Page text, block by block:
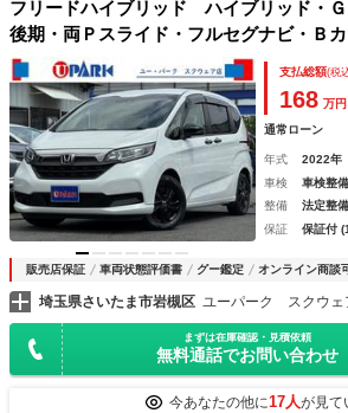
フリードハイブリッド ハイブリッド・
後期・両Ｐスライド・フルセグナビ・Ｂ
オ・ＬＥＤライト・ＡＣＣ・ＬＫＡ・シー
Ｃ・ドアバイザー・プライバシーガラス
ィンカー・オートライト
支払総額(税
168 万円
通常ローン
年式 2022年
車検
車検整
整備
法定整
保証
保証付
販売店保証 車両状態評価書 グー鑑定 オンライン商談
埼玉県さいたま市岩槻区 ユーパーク スクウ
まずは在庫確認・見積依頼
無料通話でお問い合わせ
今あなたの他に17人が見て